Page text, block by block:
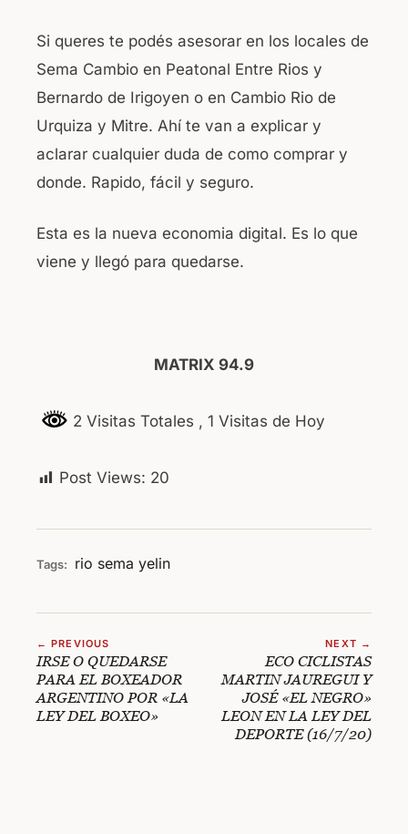
Si queres te podés asesorar en los locales de
Sema Cambio en Peatonal Entre Rios y
Bernardo de Irigoyen o en Cambio Rio de
Urquiza y Mitre. Ahí te van a explicar y
aclarar cualquier duda de como comprar y
donde. Rapido, fácil y seguro.
Esta es la nueva economia digital. Es lo que
viene y llegó para quedarse.
MATRIX 94.9
2 Visitas Totales , 1 Visitas de Hoy
Post Views: 20
Tags: rio sema yelin
← PREVIOUS
IRSE O QUEDARSE
PARA EL BOXEADOR
ARGENTINO POR «LA
LEY DEL BOXEO»
NEXT →
ECO CICLISTAS
MARTIN JAUREGUI Y
JOSÉ «EL NEGRO»
LEON EN LA LEY DEL
DEPORTE (16/7/20)